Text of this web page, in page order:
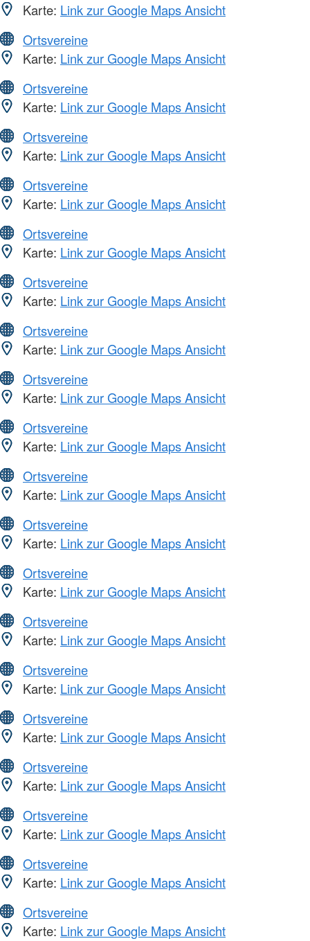
Karte: Link zur Google Maps Ansicht
Ortsvereine
Karte: Link zur Google Maps Ansicht
Ortsvereine
Karte: Link zur Google Maps Ansicht
Ortsvereine
Karte: Link zur Google Maps Ansicht
Ortsvereine
Karte: Link zur Google Maps Ansicht
Ortsvereine
Karte: Link zur Google Maps Ansicht
Ortsvereine
Karte: Link zur Google Maps Ansicht
Ortsvereine
Karte: Link zur Google Maps Ansicht
Ortsvereine
Karte: Link zur Google Maps Ansicht
Ortsvereine
Karte: Link zur Google Maps Ansicht
Ortsvereine
Karte: Link zur Google Maps Ansicht
Ortsvereine
Karte: Link zur Google Maps Ansicht
Ortsvereine
Karte: Link zur Google Maps Ansicht
Ortsvereine
Karte: Link zur Google Maps Ansicht
Ortsvereine
Karte: Link zur Google Maps Ansicht
Ortsvereine
Karte: Link zur Google Maps Ansicht
Ortsvereine
Karte: Link zur Google Maps Ansicht
Ortsvereine
Karte: Link zur Google Maps Ansicht
Ortsvereine
Karte: Link zur Google Maps Ansicht
Ortsvereine
Karte: Link zur Google Maps Ansicht